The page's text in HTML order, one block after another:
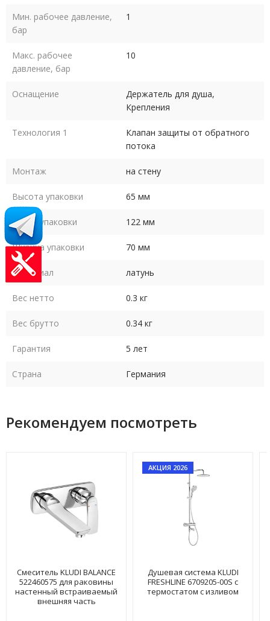
Мин. рабочее давление,
бар
1
Макс. рабочее
давление, бар
10
Оснащение
Держатель для душа,
Крепления
Технология 1
Клапан защиты от обратного
потока
Монтаж на стену
Высота упаковки 65 мм
Длина упаковки 122 мм
Ширина упаковки 70 мм
Материал латунь
Вес нетто 0.3 кг
Вес брутто 0.34 кг
Гарантия 5 лет
Страна Германия
Рекомендуем посмотреть
Смеситель KLUDI BALANCE
522460575 для раковины
настенный встраиваемый
внешняя часть
АКЦИЯ 2026
Душевая система KLUDI
FRESHLINE 6709205-00S с
термостатом с изливом